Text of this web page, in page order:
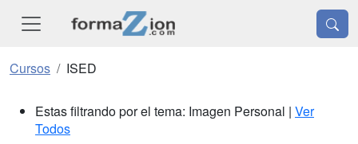
Cursos ISED
Estas filtrando por el tema: Imagen Personal | Ver
Todos